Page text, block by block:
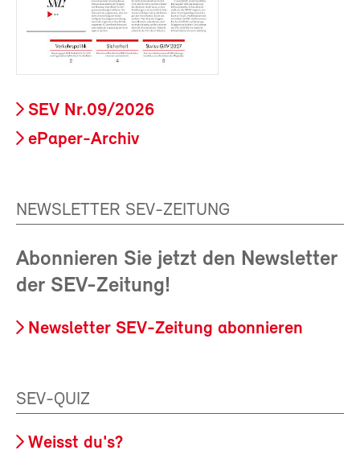
SEV Nr.09/2026
ePaper-Archiv
NEWSLETTER SEV-ZEITUNG
Abonnieren Sie jetzt den Newsletter
der SEV-Zeitung!
Newsletter SEV-Zeitung abonnieren
SEV-QUIZ
Weisst du's?